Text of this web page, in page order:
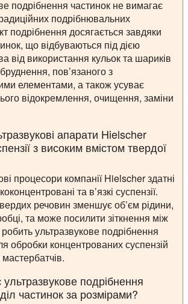
подрібнення частинок не вимагає
подрібнювальних
подрібнення досягається завдяки
що відбуваються під дією
від використання кульок та шариків
пов’язаного з
елементами, а також усуває
відокремлення, очищення, заміни
апарати Hielscher
з високим вмістом твердої
процесори компанії Hielscher здатні
та в’язкі суспензії.
речовин зменшує об’єм рідини,
та може посилити зіткнення між
ультразвукове подрібнення
обробки концентрованих суспензій
подрібнення
частинок за розмірами?